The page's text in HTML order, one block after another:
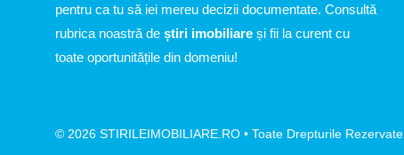
pentru ca tu să iei mereu decizii documentate. Consultă
rubrica noastră de știri imobiliare și fii la curent cu
toate oportunitățile din domeniu!
© 2026 STIRILEIMOBILIARE.RO • Toate Drepturile Rezervate